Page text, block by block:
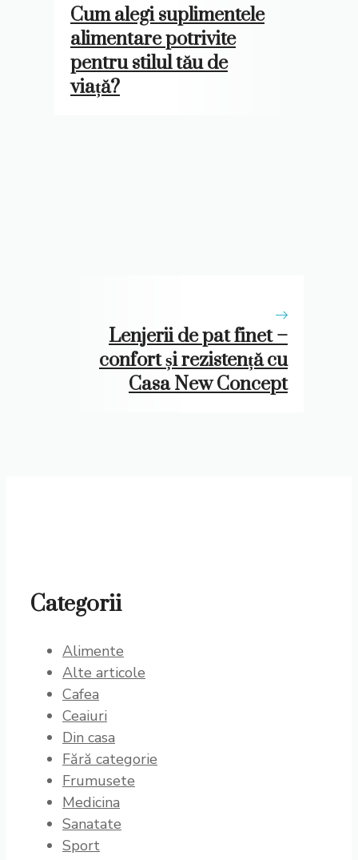
​Cum alegi suplimentele
alimentare potrivite
pentru stilul tău de
viață?
Lenjerii de pat finet –
confort și rezistență cu
Casa New Concept
Categorii
Alimente
Alte articole
Cafea
Ceaiuri
Din casa
Fără categorie
Frumusete
Medicina
Sanatate
Sport